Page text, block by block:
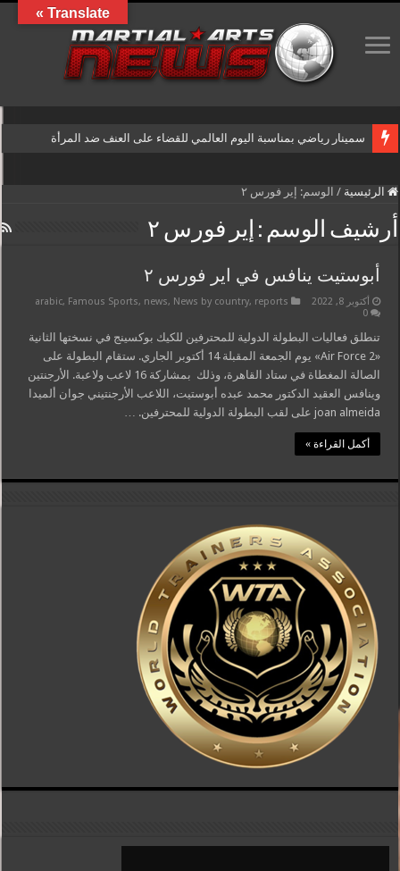
سمينار رياضي بمناسبة اليوم العالمي للقضاء على العنف ضد المرأة
الرئيسية / الوسم: إير فورس ٢
أرشيف الوسم : إير فورس ٢
أبوستيت ينافس في اير فورس ٢
أكتوبر 8, 2022 arabic, Famous Sports, news, News by country, reports
0
تنطلق فعاليات البطولة الدولية للمحترفين للكيك بوكسينج في نسختها الثانية
«Air Force 2» يوم الجمعة المقبلة 14 أكتوبر الجاري. ستقام البطولة على
الصالة المغطاة في ستاد القاهرة، وذلك بمشاركة 16 لاعب ولاعبة. الأرجنتين
وينافس العقيد الدكتور محمد عبده أبوستيت، اللاعب الأرجنتيني جوان ألميدا
joan almeida على لقب البطولة الدولية للمحترفين. …
أكمل القراءة »
Translate »